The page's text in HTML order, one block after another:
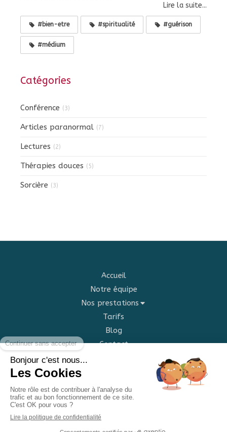
Lire la suite...
#bien-etre #spiritualité #guérison
#médium
Catégories
Conférence (3)
Articles paranormal (7)
Lectures (2)
Thérapies douces (5)
Sorcière (3)
Accueil
Notre équipe
Nos prestations
Tarifs
Blog
Contact
©2022 Centre lauviah - médecines douces et arts
Plan du site
Mentions légales